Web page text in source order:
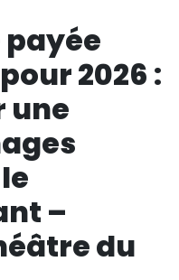
des adhérents)
groupes de travail,
2026 :
une
–
du